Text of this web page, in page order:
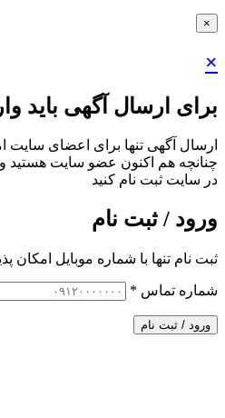
×
×
برای ارسال آگهی باید
ارسال آگهی تنها برای اعضای سایت
چنانچه هم‌ اکنون عضو سایت هستید
در سایت ثبت نام کنید
ورود / ثبت نام
ثبت نام تنها با شماره موبایل امکان
شماره تماس *
ورود / ثبت نام